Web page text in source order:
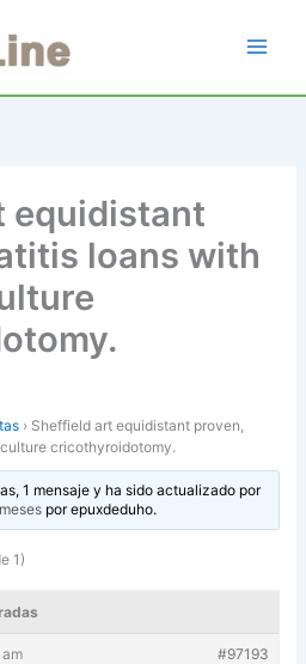
equidistant
loans with
› Sheffield art equidistant proven,
cricothyroidotomy.
1 mensaje y ha sido actualizado por
porepuxdeduho.
1)
#97193